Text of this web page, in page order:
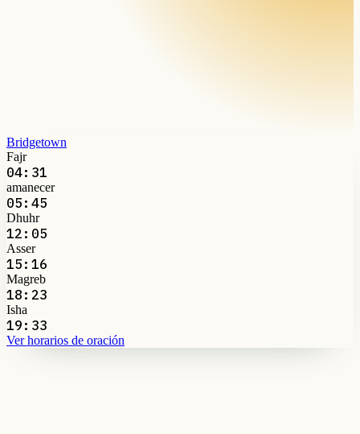
Bridgetown
Fajr
04:31
amanecer
05:45
Dhuhr
12:05
Asser
15:16
Magreb
18:23
Isha
19:33
Ver horarios de oración